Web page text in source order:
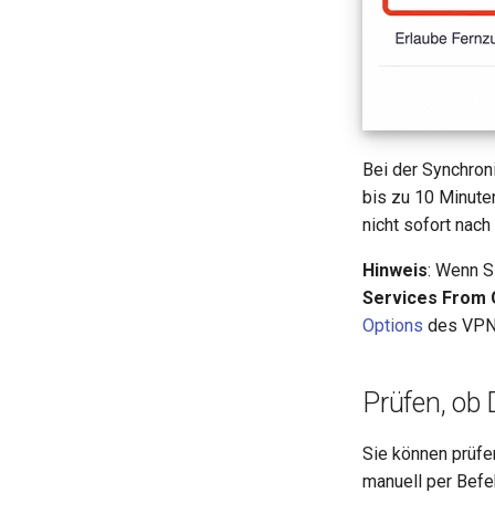
Bei der
bis zu 10
nicht sofort
Hinweis: Wenn
Services From
Options des
Prüfen, ob
Sie können
manuell per